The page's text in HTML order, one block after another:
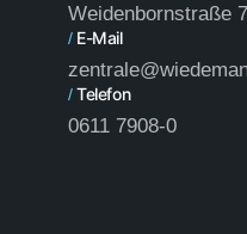
Weidenbornstraße
/E-Mail
/Telefon
0611 7908-0